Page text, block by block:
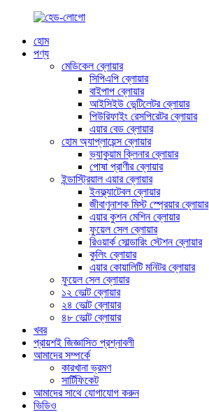
হোম
পণ্য
মেডিকেল ব্লোয়ার
সিপিএপি ব্লোয়ার
বাইপাপ ব্লোয়ার
আইসিইউ ভেন্টিলেটর ব্লোয়ার
পিউরিফাইং রেসপিরেটর ব্লোয়ার
এয়ার বেড ব্লোয়ার
হোম অ্যাপ্লায়েন্স ব্লোয়ার
ভ্যাকুয়াম ক্লিনার ব্লোয়ার
পোষা প্রাণীর ব্লোয়ার
ইন্ডাস্ট্রিয়াল এয়ার ব্লোয়ার
ইনফ্ল্যাটেবল ব্লোয়ার
জীবাণুনাশক মিস্ট স্প্রেয়ার ব্লোয়ার
এয়ার কুশন মেশিন ব্লোয়ার
ফুয়েল সেল ব্লোয়ার
রিওয়ার্ক সোল্ডারিং স্টেশন ব্লোয়ার
কুলিং ব্লোয়ার
এয়ার কোয়ালিটি মনিটর ব্লোয়ার
ফুয়েল সেল ব্লোয়ার
১২ ভোল্ট ব্লোয়ার
২৪ ভোল্ট ব্লোয়ার
৪৮ ভোল্ট ব্লোয়ার
খবর
প্রায়শই জিজ্ঞাসিত প্রশ্নাবলী
আমাদের সম্পর্কে
কারখানা ভ্রমণ
সার্টিফিকেট
আমাদের সাথে যোগাযোগ করুন
ভিডিও